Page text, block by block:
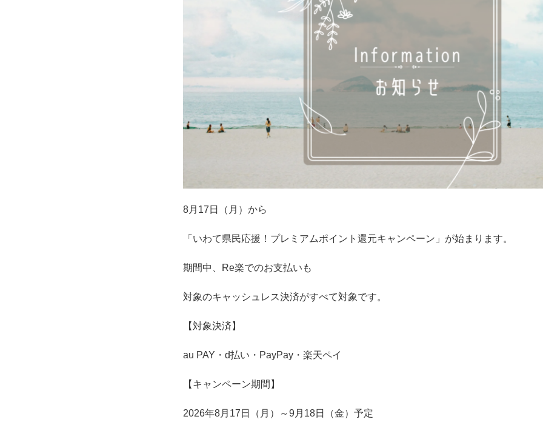
8月17日（月）から
「いわて県民応援！プレミアムポイント還元キャンペーン」が始まります。
期間中、Re楽でのお支払いも
対象のキャッシュレス決済がすべて対象です。
【対象決済】
au PAY・d払い・PayPay・楽天ペイ
【キャンペーン期間】
2026年8月17日（月）～9月18日（金）予定